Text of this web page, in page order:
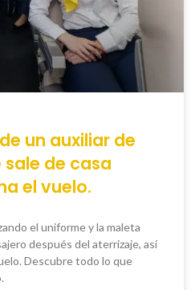
un auxiliar de
de casa
el vuelo.
el uniforme y la maleta
después del aterrizaje, así
Descubre todo lo que